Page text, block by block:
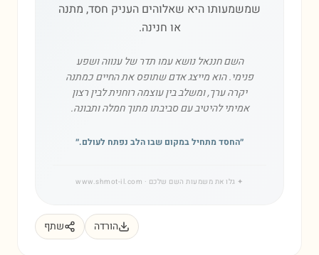
שמשמעותו היא שאלוהים העניק חסד, מתנה
או חנינה.
השם חננאל נושא עמו תדר של ענווה ושפע
פנימי. הוא מייצג אדם שתופס את החיים כמתנה
יקרה ערך, ומשלב בין עוצמה רוחנית לבין רצון
אמיתי להיטיב עם סביבתו מתוך חמלה ותבונה.
״החסד מתחיל במקום שבו הלב נפתח לעולם.״
✦ גלו את משמעות השם שלכם · www.shmot-il.com
הורדה שתף